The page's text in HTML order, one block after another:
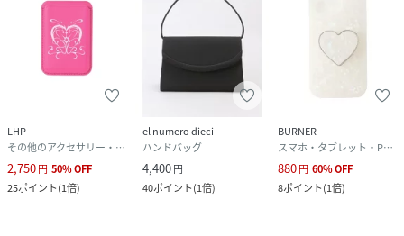
素材 ABS/シリコン/PP/アルミ合
サイズ
04500159002-7X-3B PJ4843)
LHP
その他のアクセサリー・腕時計
2,750円 50%OFF
25ポイント(1倍)
el numero dieci
ハンドバッグ
4,400円
40ポイント(1倍)
BURNER
スマホ・タブレット・PCケース/カバー
880円 60%OFF
8ポイント(1倍)